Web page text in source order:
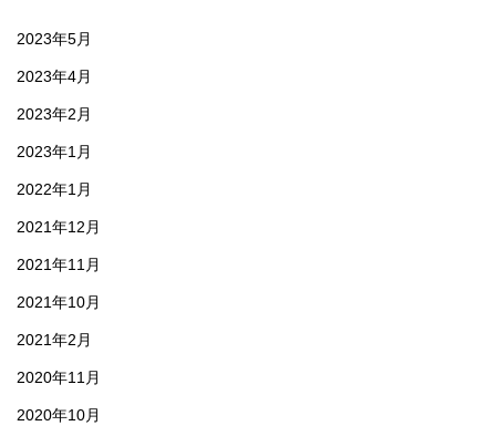
2023年5月
2023年4月
2023年2月
2023年1月
2022年1月
2021年12月
2021年11月
2021年10月
2021年2月
2020年11月
2020年10月